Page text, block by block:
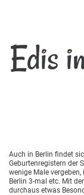
Edis
Auch in Berlin findet
Geburtenregistern der
wenige Male
Berlin 3-mal etc. Mit
durchaus etwas